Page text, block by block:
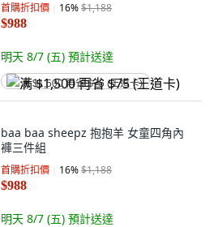
首購折扣價 16%$1,188
$988
明天 8/7 (五) 預計送達
满 $1,500 再省 $75 (王道卡)
baa baa sheepz 抱抱羊 女童四角內
褲三件組
首購折扣價 16%$1,188
$988
明天 8/7 (五) 預計送達